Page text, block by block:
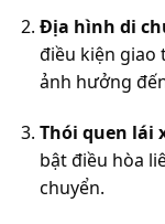
Địa hình di
điều kiện giao
ảnh hưởng
Thói quen lái
bật điều hòa
chuyển.